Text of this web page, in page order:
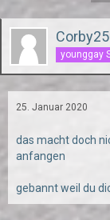
younggay
25. Januar 2020
das macht doch
anfangen
gebannt weil du